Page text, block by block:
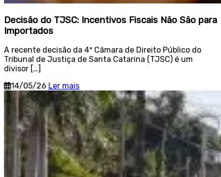
Decisão do TJSC: Incentivos Fiscais Não São para
Importados
A recente decisão da 4ª Câmara de Direito Público do
Tribunal de Justiça de Santa Catarina (TJSC) é um
divisor […]
14/05/26 Ler mais